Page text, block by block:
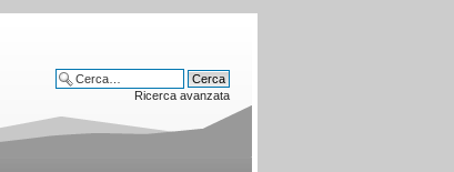
Ricerca avanzata